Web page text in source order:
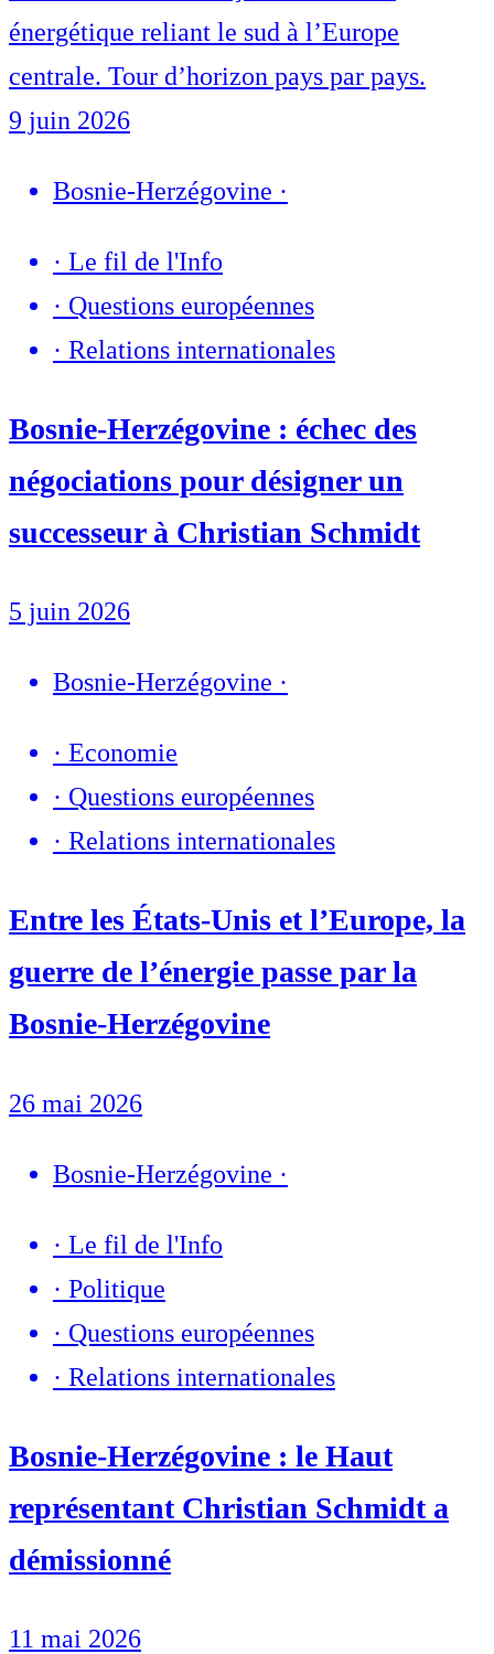
énergétique reliant le sud à l’Europe
centrale. Tour d’horizon pays par pays.
9 juin 2026
Bosnie-Herzégovine ·
· Le fil de l'Info
· Questions européennes
· Relations internationales
Bosnie-Herzégovine : échec des
négociations pour désigner un
successeur à Christian Schmidt
5 juin 2026
Bosnie-Herzégovine ·
· Economie
· Questions européennes
· Relations internationales
Entre les États-Unis et l’Europe, la
guerre de l’énergie passe par la
Bosnie-Herzégovine
26 mai 2026
Bosnie-Herzégovine ·
· Le fil de l'Info
· Politique
· Questions européennes
· Relations internationales
Bosnie-Herzégovine : le Haut
représentant Christian Schmidt a
démissionné
11 mai 2026